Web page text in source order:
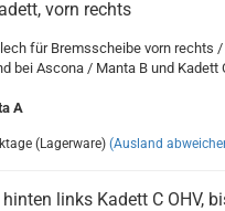
vorn rechts
für Bremsscheibe vorn rechts /
bei Ascona / Manta B und Kadett
A
(Lagerware) (Ausland
links Kadett C OHV,